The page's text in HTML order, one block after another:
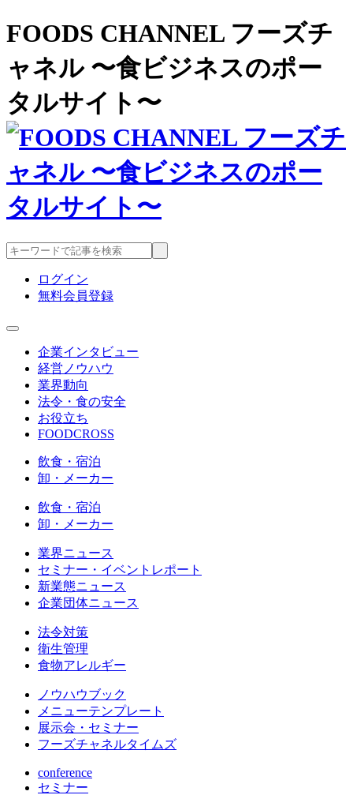
FOODS CHANNEL フーズチ
ャネル 〜食ビジネスのポー
タルサイト〜
ログイン
無料会員登録
企業インタビュー
経営ノウハウ
業界動向
法令・食の安全
お役立ち
FOODCROSS
飲食・宿泊
卸・メーカー
飲食・宿泊
卸・メーカー
業界ニュース
セミナー・イベントレポート
新業態ニュース
企業団体ニュース
法令対策
衛生管理
食物アレルギー
ノウハウブック
メニューテンプレート
展示会・セミナー
フーズチャネルタイムズ
conference
セミナー